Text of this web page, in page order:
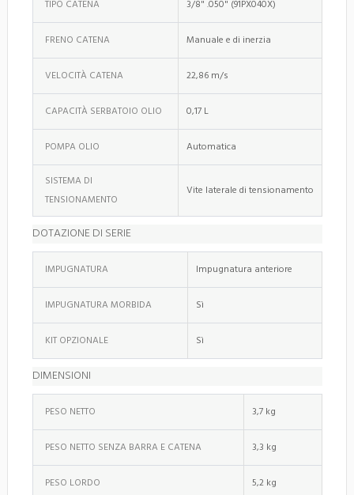
TIPO CATENA 3/8" .050" (91PX040X)
FRENO CATENA Manuale e di inerzia
VELOCITÀ CATENA 22,86 m/s
CAPACITÀ SERBATOIO OLIO 0,17 L
POMPA OLIO Automatica
SISTEMA DI
TENSIONAMENTO
Vite laterale di tensionamento
DOTAZIONE DI SERIE
IMPUGNATURA Impugnatura anteriore
IMPUGNATURA MORBIDA Sì
KIT OPZIONALE Sì
DIMENSIONI
PESO NETTO 3,7 kg
PESO NETTO SENZA BARRA E CATENA 3,3 kg
PESO LORDO 5,2 kg